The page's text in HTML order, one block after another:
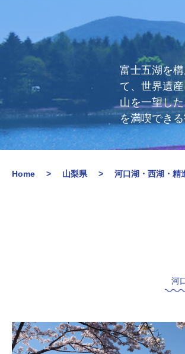
富士五湖を
て、世界遺
山を一望し
を満喫でき
Home 山梨県 河口湖・西湖・精
河